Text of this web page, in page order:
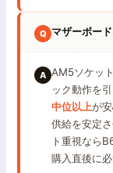
マザーボー
AM5ソケッ
ック動作を
中位以上が
供給を安定
ト重視なら
購入直後に